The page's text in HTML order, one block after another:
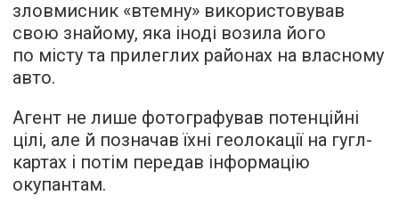
зловмисник «втемну» використовував
свою знайому, яка іноді возила його
по місту та прилеглих районах на власному
авто.
Агент не лише фотографував потенційні
цілі, але й позначав їхні геолокації на гугл-
картах і потім передав інформацію
окупантам.